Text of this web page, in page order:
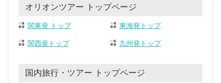
オリオンツアー トップページ
関東発 トップ 東海発トップ
関西発トップ 九州発トップ
国内旅行・ツアー トップページ